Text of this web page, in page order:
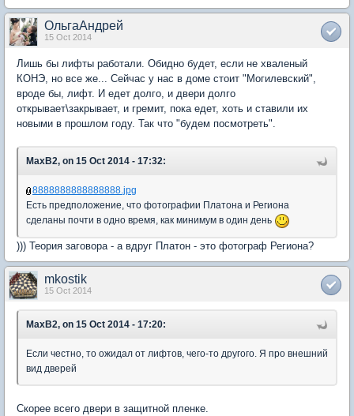
ОльгаАндрей
15 Oct 2014
Лишь бы лифты работали. Обидно будет, если не хваленый
КОНЭ, но все же... Сейчас у нас в доме стоит "Могилевский",
вроде бы, лифт. И едет долго, и двери долго
открывает\закрывает, и гремит, пока едет, хоть и ставили их
новыми в прошлом году. Так что "будем посмотреть".
MaxB2, on 15 Oct 2014 - 17:32:
8888888888888888.jpg
Есть предположение, что фотографии Платона и Региона
сделаны почти в одно время, как минимум в один день
))) Теория заговора - а вдруг Платон - это фотограф Региона?
mkostik
15 Oct 2014
MaxB2, on 15 Oct 2014 - 17:20:
Если честно, то ожидал от лифтов, чего-то другого. Я про внешний
вид дверей
Скорее всего двери в защитной пленке.